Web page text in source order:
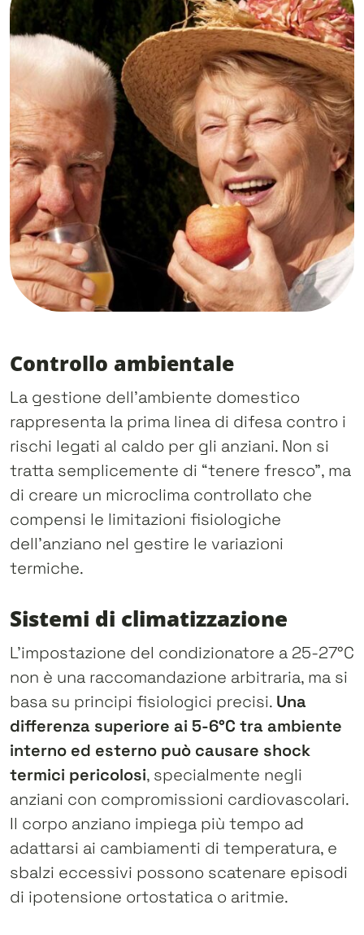
Controllo ambientale
La gestione dell’ambiente domestico
rappresenta la prima linea di difesa contro i
rischi legati al caldo per gli anziani. Non si
tratta semplicemente di “tenere fresco”, ma
di creare un microclima controllato che
compensi le limitazioni fisiologiche
dell’anziano nel gestire le variazioni
termiche.
Sistemi di climatizzazione
L’impostazione del condizionatore a 25-27°C
non è una raccomandazione arbitraria, ma si
basa su principi fisiologici precisi. Una
differenza superiore ai 5-6°C tra ambiente
interno ed esterno può causare shock
termici pericolosi, specialmente negli
anziani con compromissioni cardiovascolari.
Il corpo anziano impiega più tempo ad
adattarsi ai cambiamenti di temperatura, e
sbalzi eccessivi possono scatenare episodi
di ipotensione ortostatica o aritmie.